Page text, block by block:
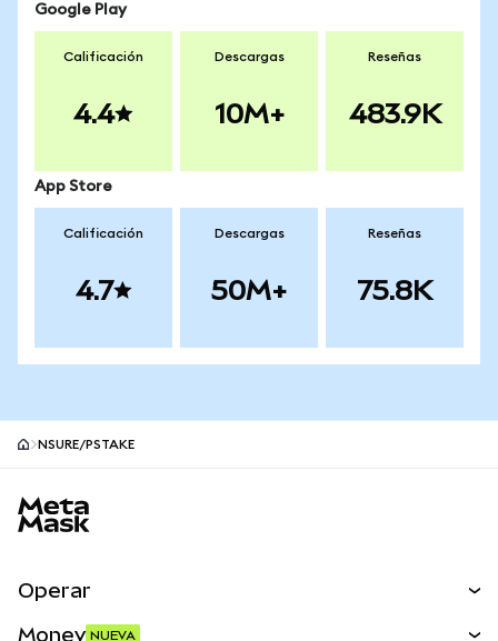
Google Play
Calificación
4.4
Descargas
10M+
Reseñas
483.9K
App Store
Calificación
4.7
Descargas
50M+
Reseñas
75.8K
NSURE/PSTAKE
Operar
Money NUEVA